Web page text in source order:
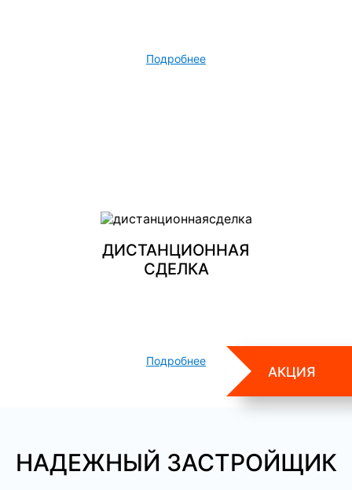
АКЦИЯ
Подробнее
ДИСТАНЦИОННАЯ
СДЕЛКА
Подробнее
НАДЕЖНЫЙ ЗАСТРОЙЩИК